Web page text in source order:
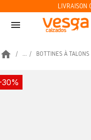
menu
home ... BOTTINES À TALONS